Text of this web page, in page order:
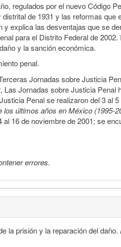
regulados por el nuevo Código
de 1931 y las reformas
explica las desventajas que se
para el Distrito Federal de
y la sanción económica.
penal.
Jornadas sobre Justicia
Jornadas sobre Justicia
Penal se realizaron del 3 al
los últimos años en México (1995-
16 de noviembre de 2001; se
errores.
la prisión y la reparación del daño.